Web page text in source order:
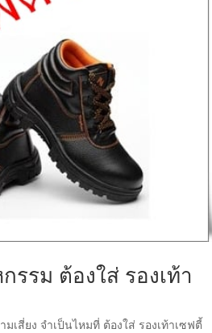
รรม ต้องใส่ รองเท้า
สี่ยง จำเป็นไหมที่ ต้องใส่ รองเท้าเซฟตี้